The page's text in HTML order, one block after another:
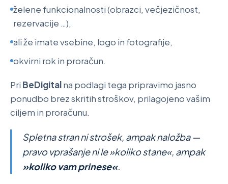
želene funkcionalnosti (obrazci, večjezičnost,
rezervacije …),
ali že imate vsebine, logo in fotografije,
okvirni rok in proračun.
Pri BeDigitalna podlagi tega pripravimo jasno
ponudbo brez skritih stroškov, prilagojeno vašim
ciljem in proračunu.
Spletna stran ni strošek, ampak naložba —
pravo vprašanje ni le »koliko stane«, ampak
»koliko vam prinese«.